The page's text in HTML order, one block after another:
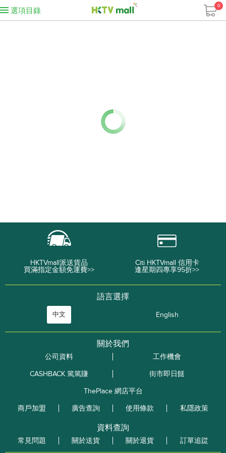
選項目錄
0
HKTVmall派送貨品
買滿指定金額免運費>>
Citi HKTVmall 信用卡
逢星期四專享95折>>
語言選擇
中文 English
關於我們
公司資料
工作機會
CASHBACK 篤篤賺
街市即日餸
ThePlace 網店平台
商戶加盟
廣告查詢 使用條款 私隱政策
資料查詢
常見問題 關於送貨 關於退貨 訂單追踨